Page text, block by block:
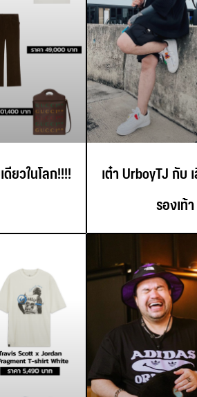
ยวในโลก!!!!
เต๋า UrboyTJ กับ
รองเท้